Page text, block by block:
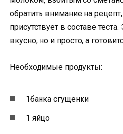
обратить внимание на
присутствует в составе
вкусно, но и просто, а
Необходимые продукты:
1банка сгущенки
1 яйцо